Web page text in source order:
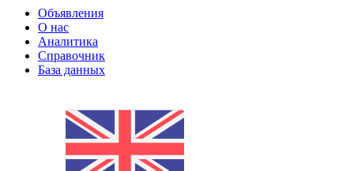
Объявления
О нас
Аналитика
Справочник
База данных